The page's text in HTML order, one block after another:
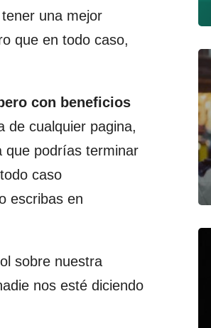
una mejor
que en todo caso,
con beneficios
de cualquier pagina,
que podrías terminar
caso
escribas en
sobre nuestra
nos esté diciendo